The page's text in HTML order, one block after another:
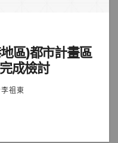
區)都市計畫區
成檢討
祖東